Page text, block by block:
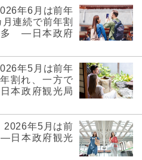
年6月は前年
連続で前年割
多 ―日本政府
年5月は前年
割れ、一方で
本政府観光局
2026年5月は前
日本政府観光